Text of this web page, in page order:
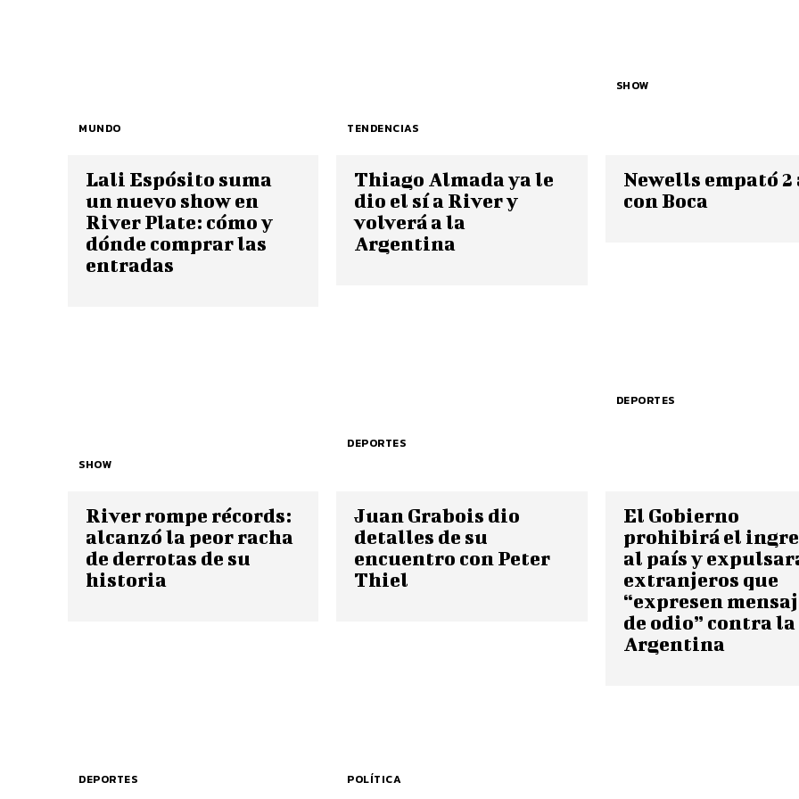
MUNDO TENDENCIAS
SHOW
Lali Espósito suma
un nuevo show en
River Plate: cómo y
dónde comprar las
entradas
SHOW
Thiago Almada ya le
dio el sí a River y
volverá a la
Argentina
DEPORTES
Newells empató 2
con Boca
DEPORTES
River rompe récords:
alcanzó la peor racha
de derrotas de su
historia
DEPORTES
Juan Grabois dio
detalles de su
encuentro con Peter
Thiel
POLÍTICA
El Gobierno
prohibirá el
al país y
extranjeros que
“expresen
de odio” contra la
Argentina